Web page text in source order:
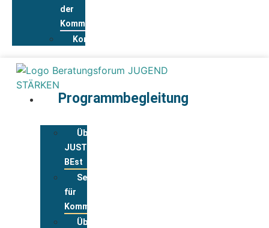
der
Kommunen
Kontakt
Programmbegleitung
Über
JUST
BEst
Service
für
Kommunen
Über